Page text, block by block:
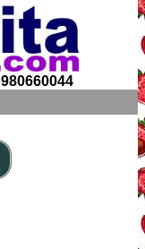
980660044